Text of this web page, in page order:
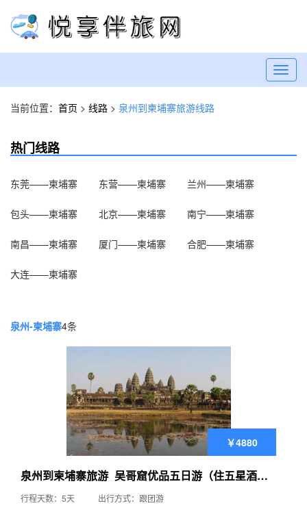
当前位置： 首页 > 线路 > 泉州到柬埔寨旅游线路
热门线路
东莞——柬埔寨 东营——柬埔寨 兰州——柬埔寨
包头——柬埔寨 北京——柬埔寨 南宁——柬埔寨
南昌——柬埔寨 厦门——柬埔寨 合肥——柬埔寨
大连——柬埔寨
泉州-柬埔寨4条
￥4880
泉州到柬埔寨旅游_吴哥窟优品五日游（住五星酒
行程天数：5天
出行方式：跟团游